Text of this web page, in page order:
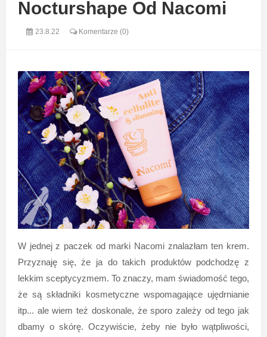
Nocturshape Od Nacomi
23.8.22 Komentarze (0)
W jednej z paczek od marki Nacomi znalazłam ten krem.
Przyznaję się, że ja do takich produktów podchodzę z
lekkim sceptycyzmem. To znaczy, mam świadomość tego,
że są składniki kosmetyczne wspomagające ujędrnianie
itp... ale wiem też doskonale, że sporo zależy od tego jak
dbamy o skórę. Oczywiście, żeby nie było wątpliwości,